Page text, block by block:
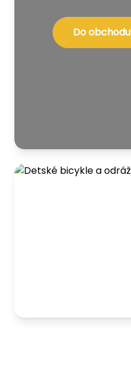
Do obchodu